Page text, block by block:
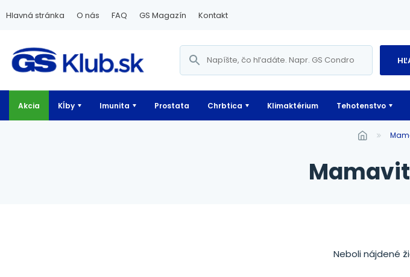
Hlavná stránka O nás FAQ GS Magazín Kontakt
Akcia Kĺby Imunita Prostata Chrbtica Klimaktérium Tehotenstvo
Neboli nájdené